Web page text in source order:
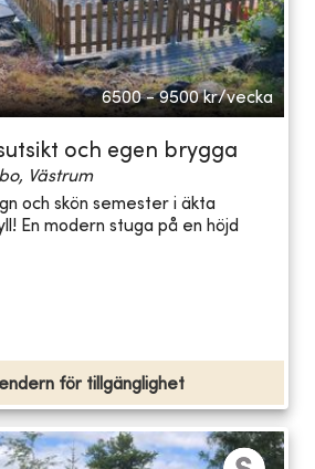
6500 - 9500 kr/vecka
och egen brygga
Västrum
och skön semester i äkta
En modern stuga på en höjd
för tillgänglighet